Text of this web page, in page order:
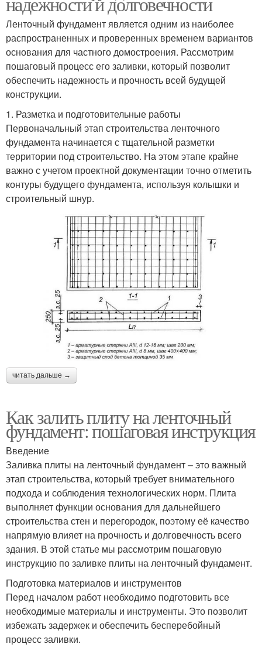
Ленточный фундамент является одним из наиболее
распространенных и проверенных временем вариантов
основания для частного домостроения. Рассмотрим
пошаговый процесс его заливки, который позволит
обеспечить надежность и прочность всей будущей
конструкции.
1. Разметка и подготовительные работы
Первоначальный этап строительства ленточного
фундамента начинается с тщательной разметки
территории под строительство. На этом этапе крайне
важно с учетом проектной документации точно отметить
контуры будущего фундамента, используя колышки и
строительный шнур.
читать дальше →
Как залить плиту на ленточный
фундамент: пошаговая инструкция
Введение
Заливка плиты на ленточный фундамент – это важный
этап строительства, который требует внимательного
подхода и соблюдения технологических норм. Плита
выполняет функции основания для дальнейшего
строительства стен и перегородок, поэтому её качество
напрямую влияет на прочность и долговечность всего
здания. В этой статье мы рассмотрим пошаговую
инструкцию по заливке плиты на ленточный фундамент.
Подготовка материалов и инструментов
Перед началом работ необходимо подготовить все
необходимые материалы и инструменты. Это позволит
избежать задержек и обеспечить бесперебойный
процесс заливки.